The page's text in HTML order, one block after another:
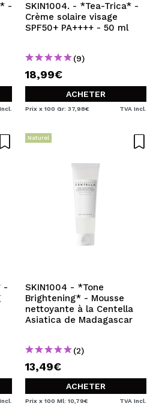
-
SKIN1004. - *Tea-Trica* -
Crème solaire visage
SPF50+ PA++++ - 50 ml
(9)
18,99€
ACHETER
Prix x 100 Gr: 37,98€ TVA Incl.
-
Naturel
SKIN1004 - *Tone
Brightening* - Mousse
nettoyante à la Centella
Asiatica de Madagascar
(2)
13,49€
ACHETER
Prix x 100 Ml: 10,79€ TVA Incl.